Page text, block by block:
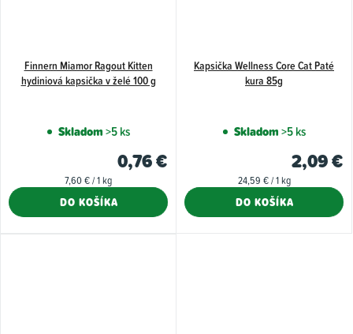
Finnern Miamor Ragout Kitten
hydiniová kapsička v želé 100 g
Skladom>5 ks
0,76 €
Jednotková
7,60 € / 1 kg
DO KOŠÍKA
Kapsička Wellness Core Cat Paté
kura 85g
Skladom>5 ks
2,09 €
Jednotková
24,59 € / 1 kg
DO KOŠÍKA